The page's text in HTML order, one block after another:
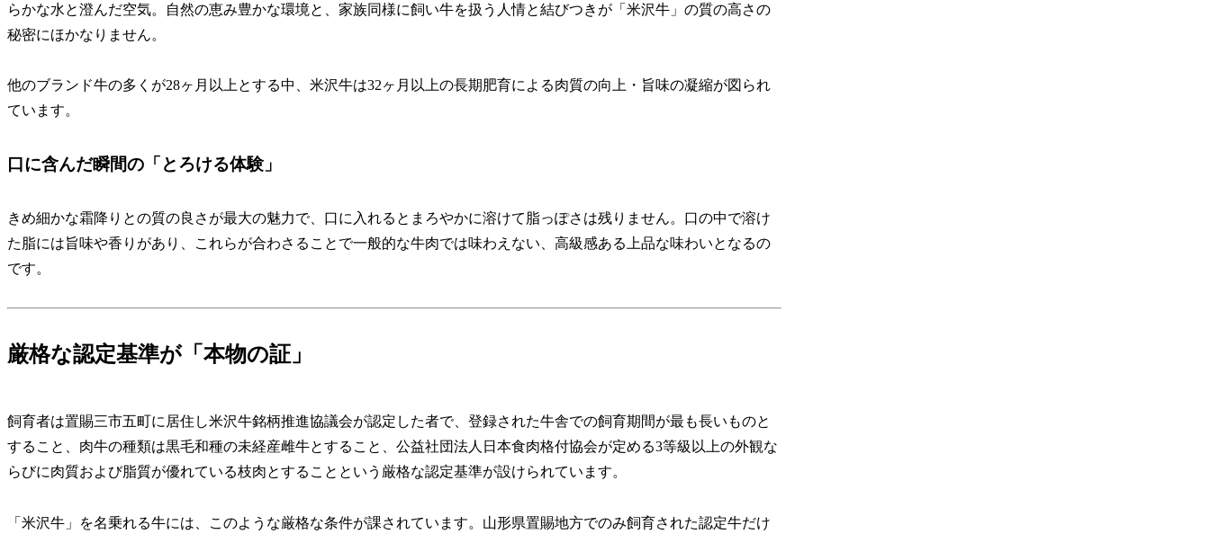
らかな水と澄んだ空気。自然の恵み豊かな環境と、家族同様に飼い牛を扱う人情と結びつきが「米沢牛」の質の高さの
秘密にほかなりません。
他のブランド牛の多くが28ヶ月以上とする中、米沢牛は32ヶ月以上の長期肥育による肉質の向上・旨味の凝縮が図られ
ています。
口に含んだ瞬間の「とろける体験」
きめ細かな霜降りとの質の良さが最大の魅力で、口に入れるとまろやかに溶けて脂っぽさは残りません。口の中で溶け
た脂には旨味や香りがあり、これらが合わさることで一般的な牛肉では味わえない、高級感ある上品な味わいとなるの
です。
厳格な認定基準が「本物の証」
飼育者は置賜三市五町に居住し米沢牛銘柄推進協議会が認定した者で、登録された牛舎での飼育期間が最も長いものと
すること、肉牛の種類は黒毛和種の未経産雌牛とすること、公益社団法人日本食肉格付協会が定める3等級以上の外観な
らびに肉質および脂質が優れている枝肉とすることという厳格な認定基準が設けられています。
「米沢牛」を名乗れる牛には、このような厳格な条件が課されています。山形県置賜地方でのみ飼育された認定牛だけ